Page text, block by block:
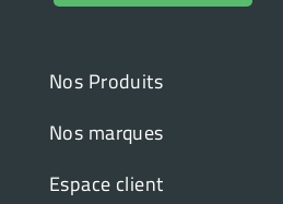
Nos Produits
Nos marques
Espace client